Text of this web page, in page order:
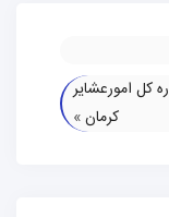
کل امورعشایر
کرمان»